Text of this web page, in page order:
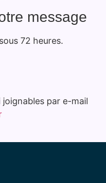
message
72 heures.
joignables par e-mail